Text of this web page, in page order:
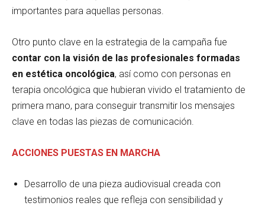
importantes para aquellas personas.
Otro punto clave en la estrategia de la campaña fue
contar con la visión de las profesionales formadas
en estética oncológica, así como con personas en
terapia oncológica que hubieran vivido el tratamiento de
primera mano, para conseguir transmitir los mensajes
clave en todas las piezas de comunicación.
ACCIONES PUESTAS EN MARCHA
Desarrollo de una pieza audiovisual creada con
testimonios reales que refleja con sensibilidad y